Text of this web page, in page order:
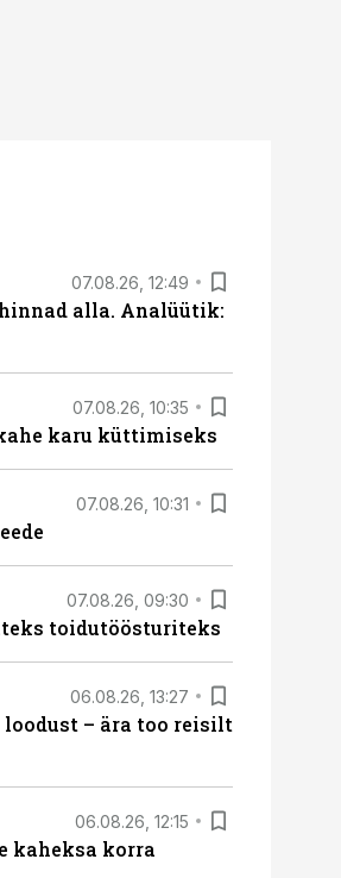
07.08.26, 12:49
alla. Analüütik:
07.08.26, 10:35
karu küttimiseks
07.08.26, 10:31
07.08.26, 09:30
toidutöösturiteks
06.08.26, 13:27
– ära too reisilt
06.08.26, 12:15
kaheksa korra